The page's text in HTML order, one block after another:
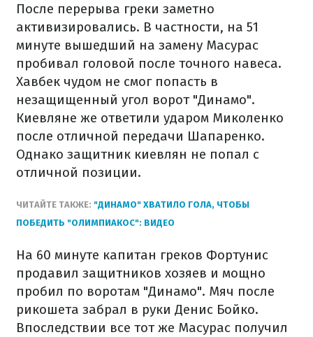
После перерыва греки заметно
активизировались. В частности, на 51
минуте вышедший на замену Масурас
пробивал головой после точного навеса.
Хавбек чудом не смог попасть в
незащищенный угол ворот "Динамо".
Киевляне же ответили ударом Миколенко
после отличной передачи Шапаренко.
Однако защитник киевлян не попал с
отличной позиции.
ЧИТАЙТЕ ТАКЖЕ: "ДИНАМО" ХВАТИЛО ГОЛА, ЧТОБЫ
ПОБЕДИТЬ "ОЛИМПИАКОС": ВИДЕО
На 60 минуте капитан греков Фортунис
продавил защитников хозяев и мощно
пробил по воротам "Динамо". Мяч после
рикошета забрал в руки Денис Бойко.
Впоследствии все тот же Масурас получил